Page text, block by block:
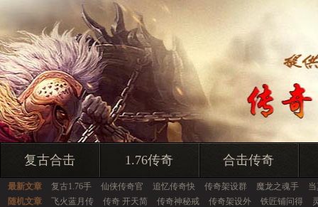
复古合击 1.76传奇 合击传奇
最新文章 复古1.76手 仙侠传奇官 追忆传奇快 传奇架设群 魔龙之魂手
随机文章
飞火蓝月传 传奇 开天简 传奇神秘戒 传奇架设外 铁匠铺问得